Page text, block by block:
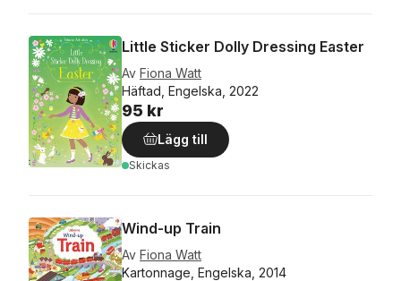
Little Sticker Dolly Dressing Easter
Av Fiona Watt
Häftad, Engelska, 2022
95 kr
Lägg till
Skickas
Wind-up Train
Av Fiona Watt
Kartonnage, Engelska, 2014